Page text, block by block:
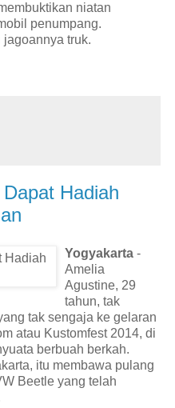
niatan
penumpang.
truk.
Hadiah
Yogyakarta -
Amelia
Agustine, 29
tahun, tak
tak sengaja ke gelaran
atau Kustomfest 2014, di
berbuah berkah.
itu membawa pulang
Beetle yang telah